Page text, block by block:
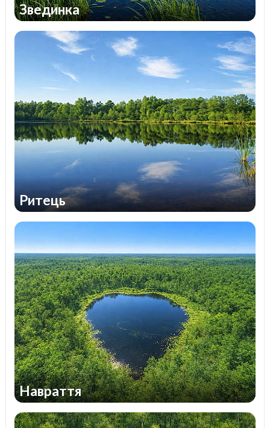
Звединка
Ритець
Навраття